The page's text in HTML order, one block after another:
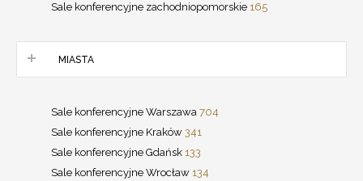
Sale konferencyjne zachodniopomorskie 165
MIASTA
Sale konferencyjne Warszawa 704
Sale konferencyjne Kraków 341
Sale konferencyjne Gdańsk 133
Sale konferencyjne Wrocław 134